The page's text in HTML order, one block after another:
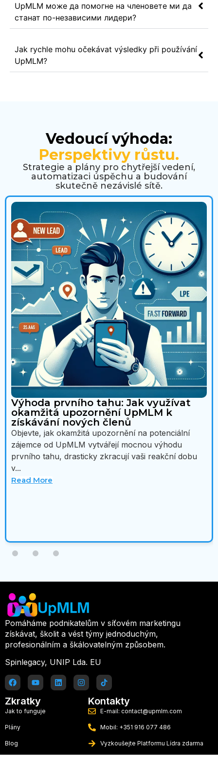
UpMLM може да помогне на членовете ми да
станат по-независими лидери?
Jak rychle mohu očekávat výsledky při používání
UpMLM?
Vedoucí výhoda:
Perspektivy růstu.
Strategie a plány pro chytřejší vedení,
automatizaci úspěchu a budování
skutečně nezávislé sítě.
Výhoda prvního tahu: Jak využívat
okamžitá upozornění UpMLM k
získávání nových členů
Objevte, jak okamžitá upozornění na potenciální
zájemce od UpMLM vytvářejí mocnou výhodu
prvního tahu, drasticky zkracují vaši reakční dobu
v...
Read More
Pomáháme podnikatelům v síťovém marketingu
získávat, školit a vést týmy jednoduchým,
profesionálním a škálovatelným způsobem.
Spinlegacy, UNIP Lda. EU
Zkratky
Jak to funguje
Plány
Blog
Kontakty
E-mail: contact@upmlm.com
Mobil: +351 916 077 486
Vyzkoušejte Platformu Lídra zdarma